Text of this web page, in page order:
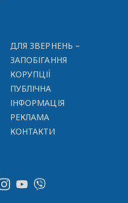
ДЛЯ ЗВЕРНЕНЬ –
ЗАПОБІГАННЯ
КОРУПЦІЇ
ПУБЛІЧНА
ІНФОРМАЦІЯ
РЕКЛАМА
КОНТАКТИ